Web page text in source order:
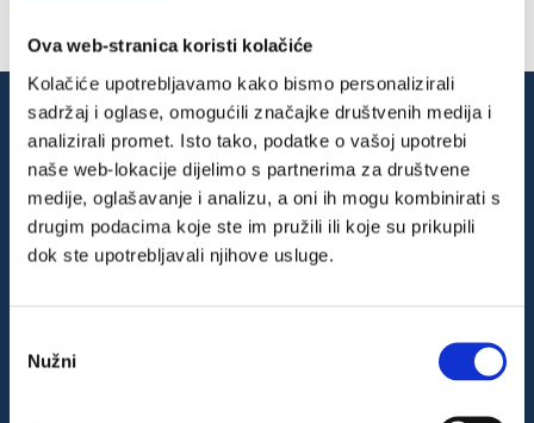
Ova web-stranica koristi kolačiće
Kolačiće upotrebljavamo kako bismo personalizirali
sadržaj i oglase, omogućili značajke društvenih medija i
analizirali promet. Isto tako, podatke o vašoj upotrebi
naše web-lokacije dijelimo s partnerima za društvene
medije, oglašavanje i analizu, a oni ih mogu kombinirati s
drugim podacima koje ste im pružili ili koje su prikupili
dok ste upotrebljavali njihove usluge.
pristanka
Nužni
Rudan d.o.o.